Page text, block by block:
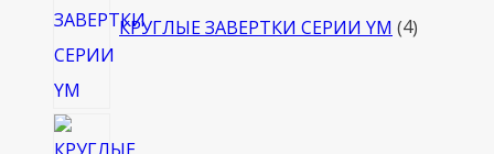
КРУГЛЫЕ ЗАВЕРТКИ СЕРИИ YM 4